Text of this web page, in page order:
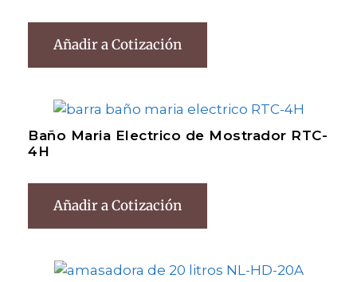
Añadir a Cotización
Baño Maria Electrico de Mostrador RTC-
4H
Añadir a Cotización